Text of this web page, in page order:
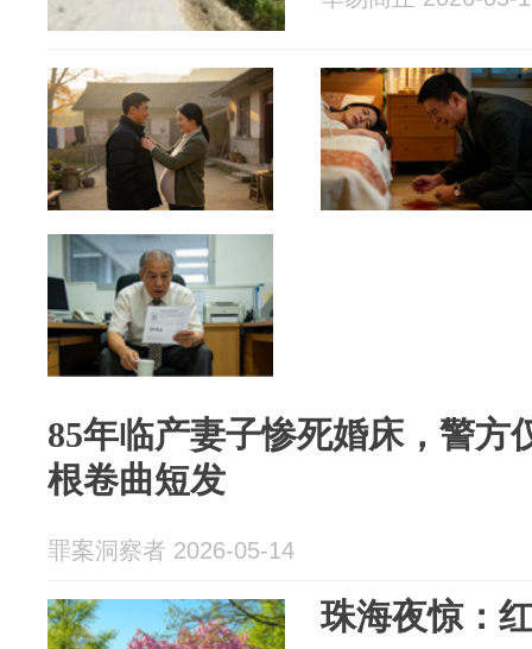
85年临产妻子惨死婚床，警方
根卷曲短发
罪案洞察者 2026-05-14
珠海夜惊：